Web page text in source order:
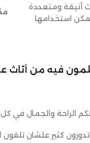
أنيقة ومتعددة
استخدامها
فيه من أثاث
الراحة والجمال في كل
تدورون كثير علشان